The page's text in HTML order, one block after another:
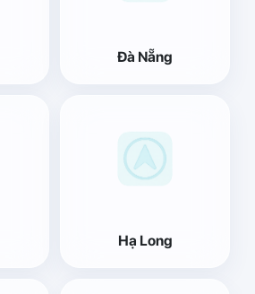
Đà Nẵng
Hạ Long